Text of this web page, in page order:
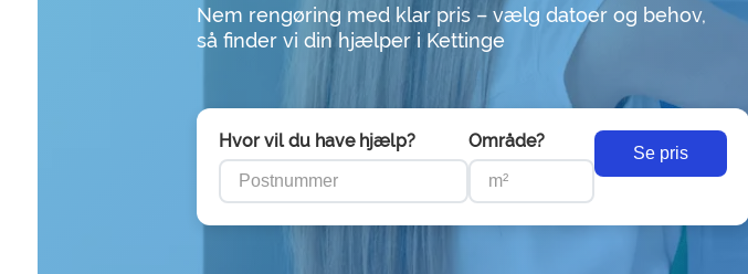
Nem rengøring med klar pris – vælg datoer og behov,
så finder vi din hjælper i Kettinge
Hvor vil du have hjælp? Område?
Se pris